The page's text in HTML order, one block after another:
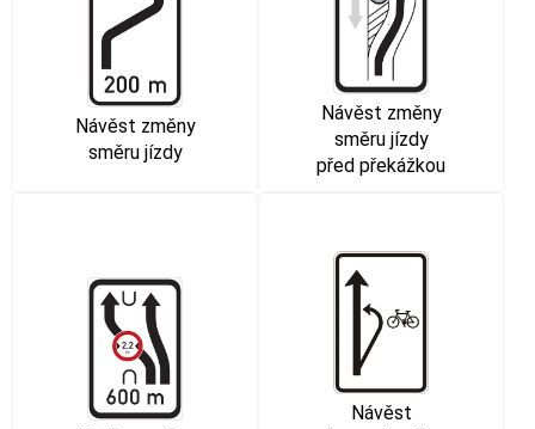
Návěst změny
směru jízdy
Návěst změny
směru jízdy
před překážkou
Návěst